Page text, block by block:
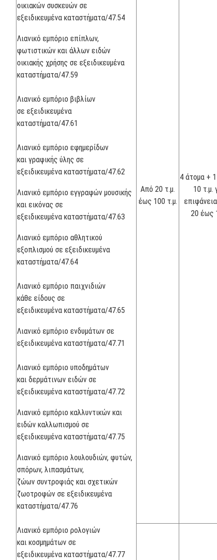
οικιακών συσκευών σε
εξειδικευμένα καταστήματα/47.54
Λιανικό εμπόριο επίπλων,
φωτιστικών και άλλων ειδών
οικιακής χρήσης σε εξειδικευμένα
καταστήματα/47.59
Λιανικό εμπόριο βιβλίων
σε εξειδικευμένα
καταστήματα/47.61
Λιανικό εμπόριο εφημερίδων
και γραφικής ύλης σε
εξειδικευμένα καταστήματα/47.62
Λιανικό εμπόριο εγγραφών μουσικής
και εικόνας σε
εξειδικευμένα καταστήματα/47.63
Λιανικό εμπόριο αθλητικού
εξοπλισμού σε εξειδικευμένα
καταστήματα/47.64
Λιανικό εμπόριο παιχνιδιών
κάθε είδους σε
εξειδικευμένα καταστήματα/47.65
Λιανικό εμπόριο ενδυμάτων σε
εξειδικευμένα καταστήματα/47.71
Λιανικό εμπόριο υποδημάτων
και δερμάτινων ειδών σε
εξειδικευμένα καταστήματα/47.72
Λιανικό εμπόριο καλλυντικών και
ειδών καλλωπισμού σε
εξειδικευμένα καταστήματα/47.75
Λιανικό εμπόριο λουλουδιών, φυτών,
σπόρων, λιπασμάτων,
ζώων συντροφιάς και σχετικών
ζωοτροφών σε εξειδικευμένα
καταστήματα/47.76
Λιανικό εμπόριο ρολογιών
και κοσμημάτων σε
εξειδικευμένα καταστήματα/47.77
Από 20 τ.μ.
έως 100 τ.μ.
4 άτομα +
10 τ.μ.
20 έως